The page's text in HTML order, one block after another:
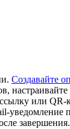
Создавайте
или
завершения.